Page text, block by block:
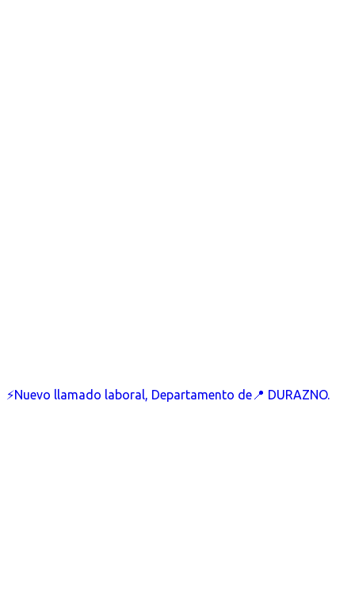
⚡Nuevo llamado laboral, Departamento de📍 DURAZNO.